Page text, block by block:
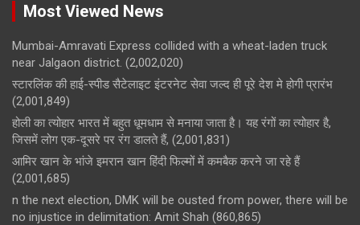
Most Viewed News
Mumbai-Amravati Express collided with a wheat-laden truck
near Jalgaon district. (2,002,020)
स्टारलिंक की हाई-स्पीड सैटेलाइट इंटरनेट सेवा जल्द ही पूरे देश मे होगी प्रारंभ
(2,001,849)
होली का त्योहार भारत में बहुत धूमधाम से मनाया जाता है। यह रंगों का त्योहार है,
जिसमें लोग एक-दूसरे पर रंग डालते हैं, (2,001,831)
आमिर खान के भांजे इमरान खान हिंदी फिल्मों में कमबैक करने जा रहे हैं
(2,001,685)
n the next election, DMK will be ousted from power, there will be
no injustice in delimitation: Amit Shah (860,865)